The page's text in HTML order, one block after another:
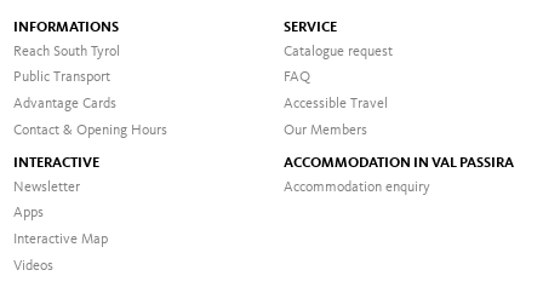
INFORMATIONS
Reach South Tyrol
Public Transport
Advantage Cards
Contact & Opening Hours
SERVICE
Catalogue request
FAQ
Accessible Travel
Our Members
INTERACTIVE
Newsletter
Apps
Interactive Map
Videos
ACCOMMODATION IN VAL PASSIRA
Accommodation enquiry